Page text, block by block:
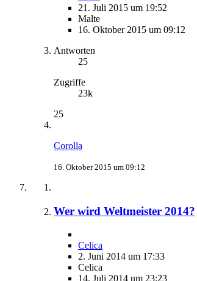
21. Juli 2015 um 19:52
Malte
16. Oktober 2015 um 09:12
Antworten
25
Zugriffe
23k
25
Corolla
16. Oktober 2015 um 09:12
Wer wird Weltmeister 2014?
Celica
2. Juni 2014 um 17:33
Celica
14. Juli 2014 um 23:23